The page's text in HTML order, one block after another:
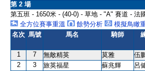
第 2 場
第五班 - 1650米 - (40-0) - 草地 - "A" 賽道 - 法
全方位賽事重溫
餘勢分析
模擬鳥瞰
名次 馬號 馬名 騎師
1 7 無敵精英 莫雅 伍
2
3 旅英福星 蘇兆輝 呂